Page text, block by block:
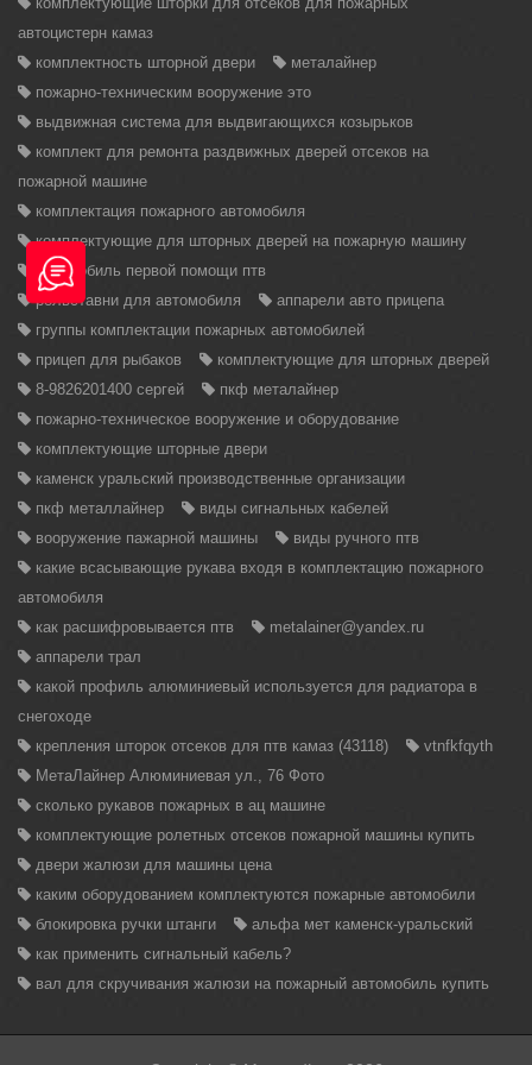
автоцистерн камаз
комплектность шторной двери
металайнер
пожарно-техническим вооружение это
выдвижная система для выдвигающихся козырьков
комплект для ремонта раздвижных дверей отсеков на
пожарной машине
комплектация пожарного автомобиля
комплектующие для шторных дверей на пожарную машину
автомобиль первой помощи птв
рольставни для автомобиля
аппарели авто прицепа
группы комплектации пожарных автомобилей
прицеп для рыбаков
комплектующие для шторных дверей
8-9826201400 сергей
пкф металайнер
пожарно-техническое вооружение и оборудование
комплектующие шторные двери
каменск уральский производственные организации
пкф металлайнер
виды сигнальных кабелей
вооружение пажарной машины
виды ручного птв
какие всасывающие рукава входя в комплектацию пожарного
автомобиля
как расшифровывается птв
metalainer@yandex.ru
аппарели трал
какой профиль алюминиевый используется для радиатора в
снегоходе
крепления шторок отсеков для птв камаз (43118)
vtnfkfqyth
МетаЛайнер Алюминиевая ул., 76 Фото
сколько рукавов пожарных в ац машине
комплектующие ролетных отсеков пожарной машины купить
двери жалюзи для машины цена
каким оборудованием комплектуются пожарные автомобили
блокировка ручки штанги
альфа мет каменск-уральский
как применить сигнальный кабель?
вал для скручивания жалюзи на пожарный автомобиль купить